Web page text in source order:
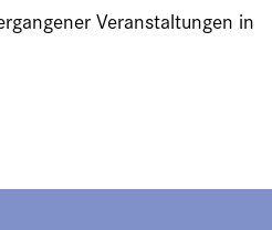
Veranstaltungen in